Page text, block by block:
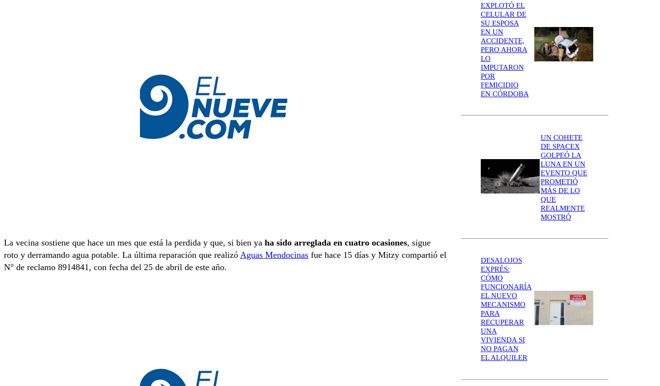
La vecina sostiene que hace un mes que está la perdida y que, si bien ya ha sido arreglada en cuatro ocasiones, sigue
roto y derramando agua potable. La última reparación que realizó Aguas Mendocinas fue hace 15 días y Mitzy compartió el
N° de reclamo 8914841, con fecha del 25 de abril de este año.
EXPLOTÓ EL
CELULAR DE
SU ESPOSA
EN UN
ACCIDENTE,
PERO AHORA
LO
IMPUTARON
POR
FEMICIDIO
EN CÓRDOBA
UN COHETE
DE SPACEX
GOLPEÓ LA
LUNA EN UN
EVENTO QUE
PROMETIÓ
MÁS DE LO
QUE
REALMENTE
MOSTRÓ
DESALOJOS
EXPRÉS:
CÓMO
FUNCIONARÍA
EL NUEVO
MECANISMO
PARA
RECUPERAR
UNA
VIVIENDA SI
NO PAGAN
EL ALQUILER